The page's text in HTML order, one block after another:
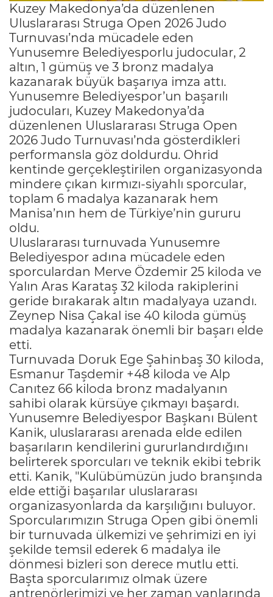
Kuzey Makedonya’da düzenlenen
Uluslararası Struga Open 2026 Judo
Turnuvası’nda mücadele eden
Yunusemre Belediyesporlu judocular, 2
altın, 1 gümüş ve 3 bronz madalya
kazanarak büyük başarıya imza attı.
Yunusemre Belediyespor’un başarılı
judocuları, Kuzey Makedonya’da
düzenlenen Uluslararası Struga Open
2026 Judo Turnuvası’nda gösterdikleri
performansla göz doldurdu. Ohrid
kentinde gerçekleştirilen organizasyonda
mindere çıkan kırmızı-siyahlı sporcular,
toplam 6 madalya kazanarak hem
Manisa’nın hem de Türkiye’nin gururu
oldu.
Uluslararası turnuvada Yunusemre
Belediyespor adına mücadele eden
sporculardan Merve Özdemir 25 kiloda ve
Yalın Aras Karataş 32 kiloda rakiplerini
geride bırakarak altın madalyaya uzandı.
Zeynep Nisa Çakal ise 40 kiloda gümüş
madalya kazanarak önemli bir başarı elde
etti.
Turnuvada Doruk Ege Şahinbaş 30 kiloda,
Esmanur Taşdemir +48 kiloda ve Alp
Canıtez 66 kiloda bronz madalyanın
sahibi olarak kürsüye çıkmayı başardı.
Yunusemre Belediyespor Başkanı Bülent
Kanik, uluslararası arenada elde edilen
başarıların kendilerini gururlandırdığını
belirterek sporcuları ve teknik ekibi tebrik
etti. Kanik, "Kulübümüzün judo branşında
elde ettiği başarılar uluslararası
organizasyonlarda da karşılığını buluyor.
Sporcularımızın Struga Open gibi önemli
bir turnuvada ülkemizi ve şehrimizi en iyi
şekilde temsil ederek 6 madalya ile
dönmesi bizleri son derece mutlu etti.
Başta sporcularımız olmak üzere
antrenörlerimizi ve her zaman yanlarında